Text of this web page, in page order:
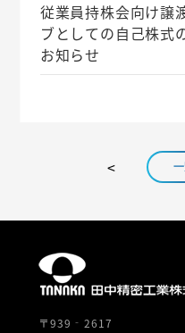
従業員持株会向け譲
ブとしての自己株式
お知らせ
〒939‐2617